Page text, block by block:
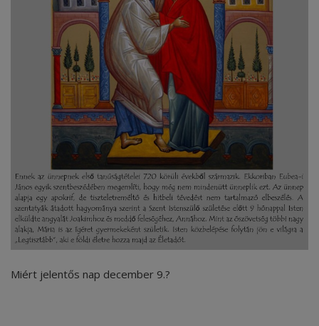
Képzéseink
Pályázatok
Dokumentumok
OM azonosító:203167 Tel.:(52)
411 674 E-
mail:szentlaszlodebrecen@gmail.c
om Cím:Debrecen, Thomas Mann
utca 16.
E-Napló
Miért jelentős nap december 9.?